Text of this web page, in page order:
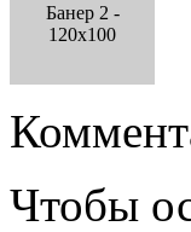
Банер 2 -
120x100
Чтобы